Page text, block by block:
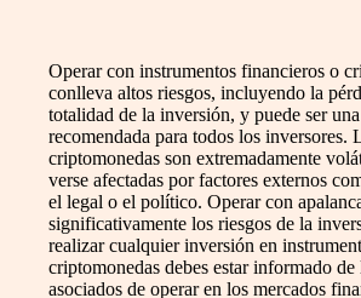
Operar con instrumentos financieros o
conlleva altos riesgos, incluyendo la
totalidad de la inversión, y puede ser
recomendada para todos los inversores.
criptomonedas son extremadamente
verse afectadas por factores externos
el legal o el político. Operar con
significativamente los riesgos de la
realizar cualquier inversión en
criptomonedas debes estar informado de
asociados de operar en los mercados